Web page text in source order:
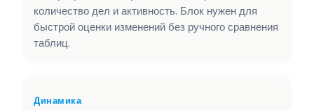
количество дел и активность. Блок нужен для
быстрой оценки изменений без ручного сравнения
таблиц.
Динамика